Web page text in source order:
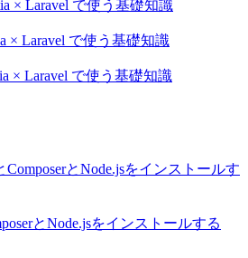
× Laravel で使う基礎知識
× Laravel で使う基礎知識
× Laravel で使う基礎知識
ComposerとNode.jsをインストールす
とNode.jsをインストールする